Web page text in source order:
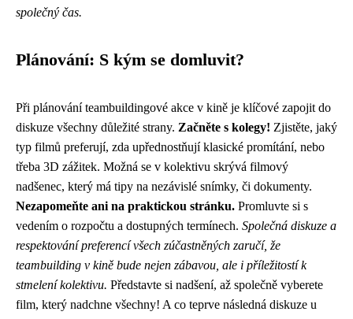
společný čas.
Plánování: S kým se domluvit?
Při plánování teambuildingové akce v kině je klíčové zapojit do
diskuze všechny důležité strany. Začněte s kolegy! Zjistěte, jaký
typ filmů preferují, zda upřednostňují klasické promítání, nebo
třeba 3D zážitek. Možná se v kolektivu skrývá filmový
nadšenec, který má tipy na nezávislé snímky, či dokumenty.
Nezapomeňte ani na praktickou stránku. Promluvte si s
vedením o rozpočtu a dostupných termínech. Společná diskuze a
respektování preferencí všech zúčastněných zaručí, že
teambuilding v kině bude nejen zábavou, ale i příležitostí k
stmelení kolektivu. Představte si nadšení, až společně vyberete
film, který nadchne všechny! A co teprve následná diskuze u